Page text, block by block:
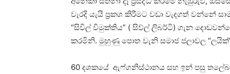
වැරදි යැයි ප්‍රකශ කිරීමට වඩා වැදගත් වන්නේ
“සිවිල් විමුක්තිය” ( සිව්ල් ලිබර්ටි) ගැන
කරමිනි. මුහුණු පොත වැනි සමාජ ජලාවල
60 දශකයේ ඇෆ්ගනිස්ථානය සහ ඉන් පසු